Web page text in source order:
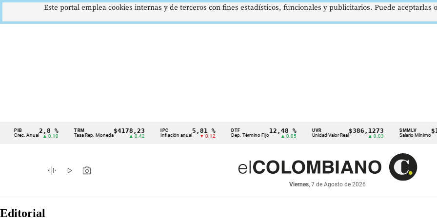
Cintillo
indicadores
económicos
Anual
2,8 %
▲ 0.10
TRM
Tasa Rep. Moneda
$4178,23
▲ 0.42
IPC
Inflación anual
5,81 %
▼ 0.12
DTF
Dep. Término Fijo
12,48 %
▲ 0.05
UVR
Unidad Valor Real
$386,1273 SMMLV
Salario Mínimo
graphic_eq play_arrow photo_camera
Viernes, 7 de Agosto de 2026
Editorial
Este portal emplea cookies internas y de terceros con fines estadísticos, funcionales y publicitarios. Puede aceptarlas